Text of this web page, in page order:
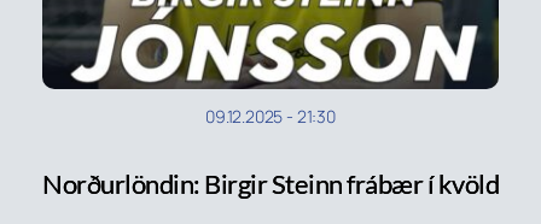
09.12.2025 - 21:30
Norðurlöndin: Birgir Steinn frábær í kvöld